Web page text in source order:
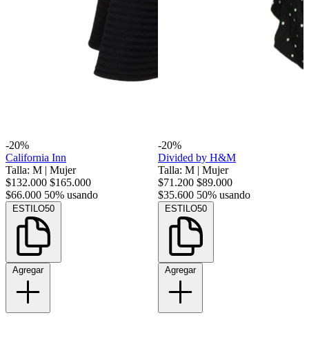
-20%
California Inn
Talla: M | Mujer
$132.000 $165.000
$66.000 50% usando
ESTILO50
Agregar
-20%
Divided by H&M
Talla: M | Mujer
$71.200 $89.000
$35.600 50% usando
ESTILO50
Agregar